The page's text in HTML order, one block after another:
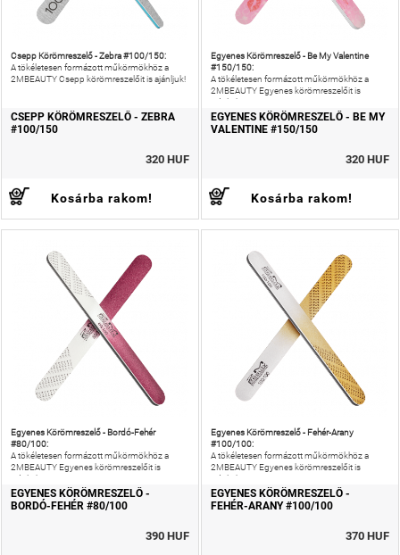
Csepp Körömreszelő - Zebra #100/150:
A tökéletesen formázott műkörmökhöz a
2MBEAUTY Csepp körömreszelőit is ajánljuk!
CSEPP KÖRÖMRESZELŐ - ZEBRA
#100/150
320 HUF
Kosárba rakom!
Egyenes Körömreszelő - Be My Valentine
#150/150:
A tökéletesen formázott műkörmökhöz a
2MBEAUTY Egyenes körömreszelőit is
ajánljuk!
EGYENES KÖRÖMRESZELŐ - BE MY
VALENTINE #150/150
320 HUF
Kosárba rakom!
Egyenes Körömreszelő - Bordó-Fehér
#80/100:
A tökéletesen formázott műkörmökhöz a
2MBEAUTY Egyenes körömreszelőit is
ajánljuk!
EGYENES KÖRÖMRESZELŐ -
BORDÓ-FEHÉR #80/100
390 HUF
Egyenes Körömreszelő - Fehér-Arany
#100/100:
A tökéletesen formázott műkörmökhöz a
2MBEAUTY Egyenes körömreszelőit is
ajánljuk!
EGYENES KÖRÖMRESZELŐ -
FEHÉR-ARANY #100/100
370 HUF